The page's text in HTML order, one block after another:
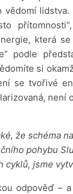
vědomí
která
podle
si
se tvořivé
není
že schéma
pohybu
cyklů, jsme
odpověď –